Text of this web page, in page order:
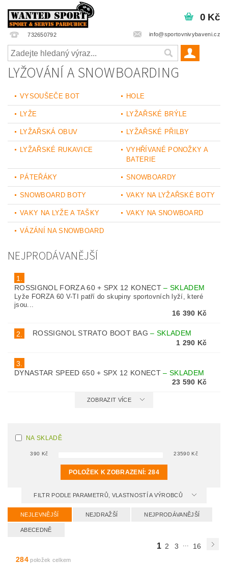
732650792 info@sportovnivybaveni.cz
0 Kč
LYŽOVÁNÍ A SNOWBOARDING
VYSOUŠEČE BOT HOLE
LYŽE LYŽAŘSKÉ BRÝLE
LYŽAŘSKÁ OBUV LYŽAŘSKÉ PŘILBY
LYŽAŘSKÉ RUKAVICE
VYHŘÍVANÉ PONOŽKY A
BATERIE
PÁTEŘÁKY SNOWBOARDY
SNOWBOARD BOTY VAKY NA LYŽAŘSKÉ BOTY
VAKY NA LYŽE A TAŠKY VAKY NA SNOWBOARD
VÁZÁNÍ NA SNOWBOARD
NEJPRODÁVANĚJŠÍ
1.
ROSSIGNOL FORZA 60 + SPX 12 KONECT– SKLADEM
Lyže FORZA 60 V-TI patří do skupiny sportovních lyží, které
jsou...
16 390 Kč
2. ROSSIGNOL STRATO BOOT BAG–SKLADEM
1 290 Kč
3.
DYNASTAR SPEED 650 + SPX 12 KONECT– SKLADEM
23 590 Kč
ZOBRAZIT VÍCE
NA SKLADĚ
390 Kč 23590Kč
POLOŽEK K ZOBRAZENÍ: 284
FILTR PODLE PARAMETRŮ, VLASTNOSTÍ A VÝROBCŮ
NEJLEVNĚJŠÍ NEJDRAŽŠÍ NEJPRODÁVANĚJŠÍ
ABECEDNĚ
1 2 3 ...
16
284položek celkem